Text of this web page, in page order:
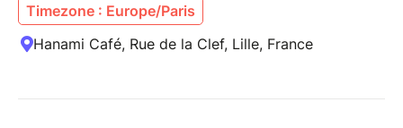
Timezone : Europe/Paris
Hanami Café, Rue de la Clef, Lille, France